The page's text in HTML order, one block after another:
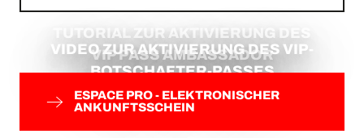
TUTORIAL ZUR AKTIVIERUNG DES
VIP PASS AMBASSADOR
VIDEO ZUR AKTIVIERUNG DES VIP-
BOTSCHAFTER-PASSES
ESPACE PRO - ELEKTRONISCHER
ANKUNFTSSCHEIN